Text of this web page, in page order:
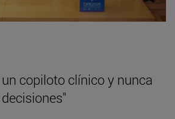
copiloto clínico y nunca